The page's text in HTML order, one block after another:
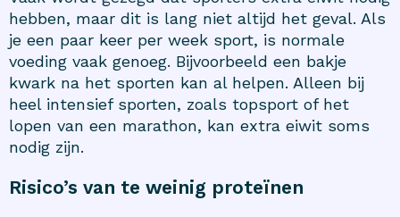
hebben, maar dit is lang niet altijd het geval. Als
je een paar keer per week sport, is normale
voeding vaak genoeg. Bijvoorbeeld een bakje
kwark na het sporten kan al helpen. Alleen bij
heel intensief sporten, zoals topsport of het
lopen van een marathon, kan extra eiwit soms
nodig zijn.
Risico’s van te weinig proteïnen